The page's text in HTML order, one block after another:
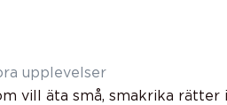
upplevelser
vill äta små, smakrika rätter i